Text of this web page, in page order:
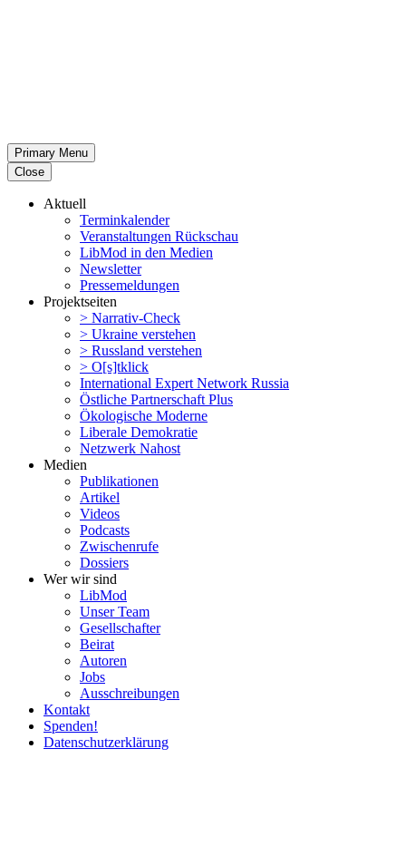
Primary Menu
Close
Aktuell
Termin­ka­lender
Veran­stal­tungen Rückschau
LibMod in den Medien
Newsletter
Presse­mel­dungen
Projekt­seiten
> Narrativ-Check
> Ukraine verstehen
> Russland verstehen
> O[s]tklick
Inter­na­tional Expert Network Russia
Östliche Partner­schaft Plus
Ökolo­gische Moderne
Liberale Demokratie
Netzwerk Nahost
Medien
Publi­ka­tionen
Artikel
Videos
Podcasts
Zwischenrufe
Dossiers
Wer wir sind
LibMod
Unser Team
Gesell­schafter
Beirat
Autoren
Jobs
Ausschrei­bungen
Kontakt
Spenden!
Daten­schutz­er­klärung